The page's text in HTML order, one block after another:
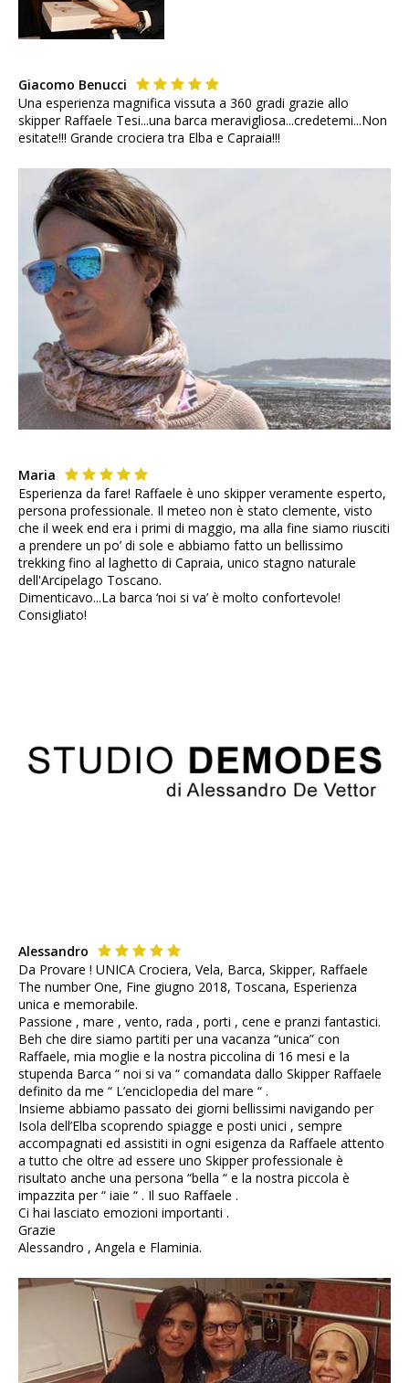
Giacomo Benucci
Una esperienza magnifica vissuta a 360 gradi grazie allo
skipper Raffaele Tesi...una barca meravigliosa...credetemi...Non
esitate!!! Grande crociera tra Elba e Capraia!!!
Maria
Esperienza da fare! Raffaele è uno skipper veramente esperto,
persona professionale. Il meteo non è stato clemente, visto
che il week end era i primi di maggio, ma alla fine siamo riusciti
a prendere un po’ di sole e abbiamo fatto un bellissimo
trekking fino al laghetto di Capraia, unico stagno naturale
dell'Arcipelago Toscano.
Dimenticavo...La barca ‘noi si va’ è molto confortevole!
Consigliato!
Alessandro
Da Provare ! UNICA Crociera, Vela, Barca, Skipper, Raffaele
The number One, Fine giugno 2018, Toscana, Esperienza
unica e memorabile.
Passione , mare , vento, rada , porti , cene e pranzi fantastici.
Beh che dire siamo partiti per una vacanza “unica” con
Raffaele, mia moglie e la nostra piccolina di 16 mesi e la
stupenda Barca “ noi si va “ comandata dallo Skipper Raffaele
definito da me “ L’enciclopedia del mare “ .
Insieme abbiamo passato dei giorni bellissimi navigando per
Isola dell’Elba scoprendo spiagge e posti unici , sempre
accompagnati ed assistiti in ogni esigenza da Raffaele attento
a tutto che oltre ad essere uno Skipper professionale è
risultato anche una persona “bella “ e la nostra piccola è
impazzita per “ iaie “ . Il suo Raffaele .
Ci hai lasciato emozioni importanti .
Grazie
Alessandro , Angela e Flaminia.